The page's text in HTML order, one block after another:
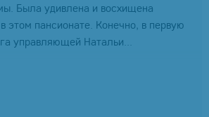
Была удивлена и восхищена
этом пансионате. Конечно, в первую
управляющей Натальи...